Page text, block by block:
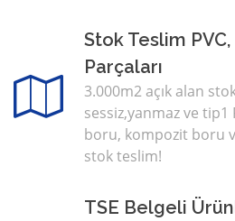
Stok Teslim PVC,
Parçaları
3.000m2 açık alan
sessiz,yanmaz ve tip1
boru, kompozit boru
stok teslim!
TSE Belgeli